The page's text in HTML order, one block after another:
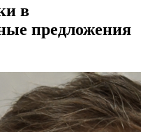
в
предложения